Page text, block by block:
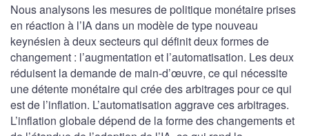
Nous analysons les mesures de politique monétaire prises
en réaction à l’IA dans un modèle de type nouveau
keynésien à deux secteurs qui définit deux formes de
changement : l’augmentation et l’automatisation. Les deux
réduisent la demande de main-d’œuvre, ce qui nécessite
une détente monétaire qui crée des arbitrages pour ce qui
est de l’inflation. L’automatisation aggrave ces arbitrages.
L’inflation globale dépend de la forme des changements et